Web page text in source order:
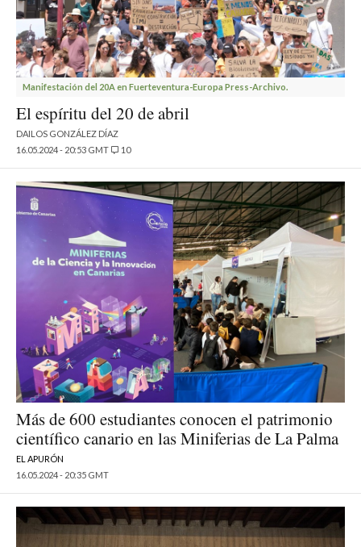
Manifestación del 20A en Fuerteventura-Europa Press-Archivo.
El espíritu del 20 de abril
DAILOS GONZÁLEZ DÍAZ
16.05.2024 - 20:53 GMT
10
Más de 600 estudiantes conocen el patrimonio
científico canario en las Miniferias de La Palma
EL APURÓN
16.05.2024 - 20:35 GMT